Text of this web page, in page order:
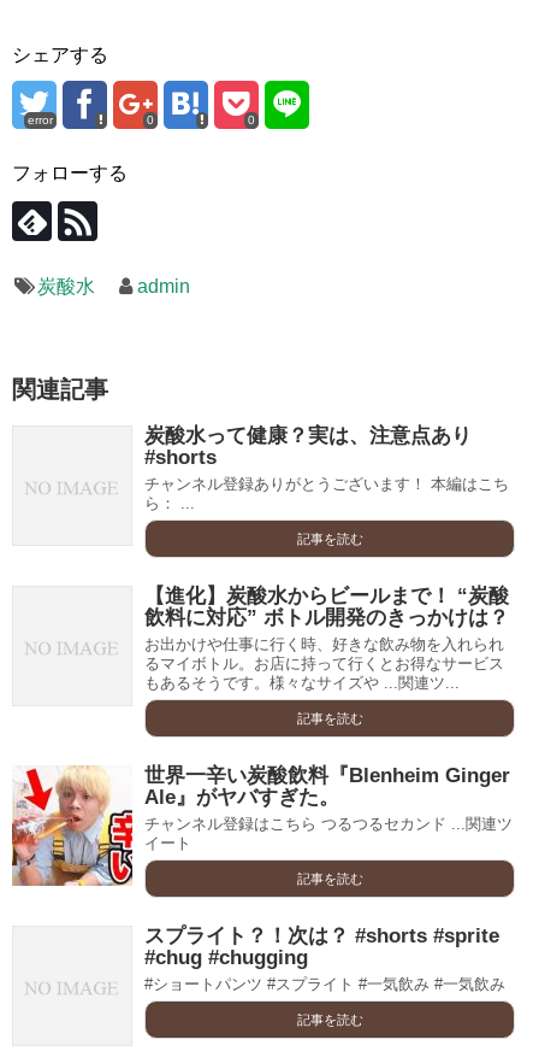
シェアする
error 0 0
フォローする
炭酸水 admin
関連記事
炭酸水って健康？実は、注意点あり
#shorts
チャンネル登録ありがとうございます！ 本編はこち
ら： ...
記事を読む
【進化】炭酸水からビールまで！ “炭酸
飲料に対応” ボトル開発のきっかけは？
お出かけや仕事に行く時、好きな飲み物を入れられ
るマイボトル。お店に持って行くとお得なサービス
もあるそうです。様々なサイズや ...関連ツ...
記事を読む
世界一辛い炭酸飲料『Blenheim Ginger
Ale』がヤバすぎた。
チャンネル登録はこちら つるつるセカンド ...関連ツ
イート
記事を読む
スプライト？！次は？ #shorts #sprite
#chug #chugging
#ショートパンツ #スプライト #一気飲み #一気飲み
記事を読む